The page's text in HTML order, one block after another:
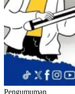
Pengumuman